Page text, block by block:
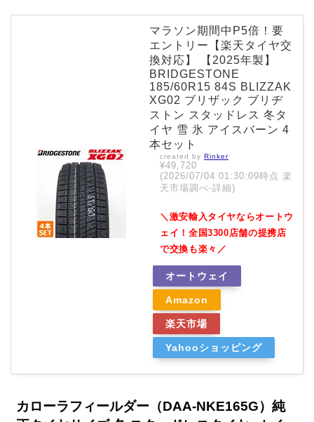
マラソン期間中P5倍！要
エントリー【楽天タイヤ交
換対応】 【2025年製】
BRIDGESTONE
185/60R15 84S BLIZZAK
XG02 ブリザック ブリヂ
ストン スタッドレス 冬タ
イヤ 雪 氷 アイスバーン 4
本セット
created by Rinker
¥49,720
(2026/07/04 01:30:09時点 楽
天市場調べ-詳細)
＼激安輸入タイヤならオートウ
ェイ！全国3300店舗の提携店
で交換も楽々／
オートウェイ
Amazon
楽天市場
Yahooショッピング
カローラフィールダー（DAA-NKE165G）純